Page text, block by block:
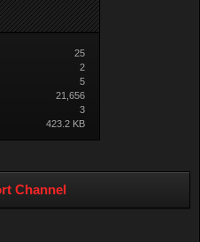
25
2
5
21,656
3
423.2 KB
Channel